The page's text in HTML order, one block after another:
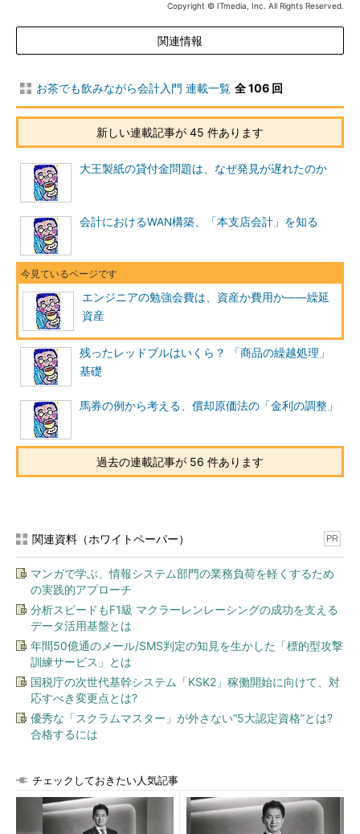
に対して、Aさんは「自分への投資」（＝将来の収入増につなが
るという意味では資産となり得る）と考えています。
繰延資産は簡単に言うと、Aさんのような考え方に基づいて
「5万円の支出を資産と見なす」方法です。
【2】今度は会計のおハナシ
次は、会計の話をしましょう。上場企業のB社は、資金調達の
ために10億円の社債（償還は3年後）を発行し、社債を発行する
ために3000万円の手数料を支払いました。
3000万円の手数料は、社債発行の時にサービス提供を受けた
もので、自動車のように形があるわけでもないし、長期間使用す
る性質のものでもありません。奥さん風に言えば「何も残らな
い」出費です。
うことで、3年かけてビジネスを大きくし、利益を増やそう」と
思っています。B社の経営者からすれば、3000万円の出費は、
「将来の収入増をもたらす」という意味で資産となり得るもので
す。これはAさんと同じ考え方です。
目を用意しています。具体的には、社債発行のための出費3000
万円を、繰延資産という資産項目として認識し、最大3年かけて
少しずつ費用処理することが認められているのです。
「認められている」と説明しましたが、将来の収入増をもたら
すことを理由に何でも繰延資産とすることを認めてしまっては、
費用を小さくする（利益を多く見せる）ために繰延資産を濫用す
るケースが出てきてしまいます。
例えば、「今年の新入社員は2年ぐらい教育してやっとものに
なる。だから、2年分の給与は将来の収入増のための出費だ。だ
から繰延資産として認識し、その後で少しずつ費用処理する」と
の理屈はNGです）。こうした濫用を防ぐために、繰延資産は以
下の5つに限定し、かつそれぞれの費用処理期間も限定した上
で、計上が認められています。
Copyright © ITmedia, Inc. All Rights Reserved.
関連情報
お茶でも飲みながら会計入門 連載一覧 全 106 回
新しい連載記事が 45 件あります
大王製紙の貸付金問題は、なぜ発見が遅れたのか
会計におけるWAN構築、「本支店会計」を知る
エンジニアの勉強会費は、資産か費用か――繰延
資産
残ったレッドブルはいくら？ 「商品の繰越処理」
基礎
馬券の例から考える、償却原価法の「金利の調整」
過去の連載記事が 56 件あります
関連資料（ホワイトペーパー） PR
マンガで学ぶ、情報システム部門の業務負荷を軽くするため
の実践的アプローチ
分析スピードもF1級 マクラーレンレーシングの成功を支える
データ活用基盤とは
年間50億通のメール/SMS判定の知見を生かした「標的型攻撃
訓練サービス」とは
国税庁の次世代基幹システム「KSK2」稼働開始に向けて、対
応すべき変更点とは?
優秀な「スクラムマスター」が外さない“5大認定資格”とは?
合格するには
チェックしておきたい人気記事